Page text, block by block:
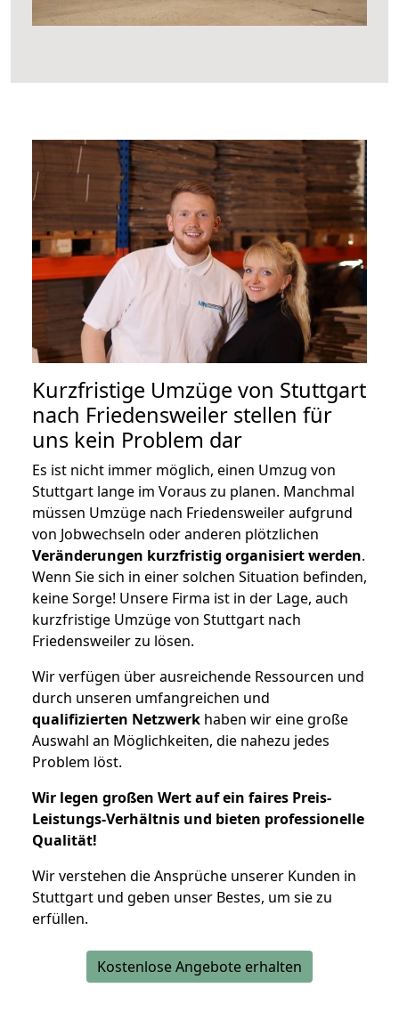
Kurzfristige Umzüge von Stuttgart
nach Friedensweiler stellen für
uns kein Problem dar
Es ist nicht immer möglich, einen Umzug von
Stuttgart lange im Voraus zu planen. Manchmal
müssen Umzüge nach Friedensweiler aufgrund
von Jobwechseln oder anderen plötzlichen
Veränderungen kurzfristig organisiert werden.
Wenn Sie sich in einer solchen Situation befinden,
keine Sorge! Unsere Firma ist in der Lage, auch
kurzfristige Umzüge von Stuttgart nach
Friedensweiler zu lösen.
Wir verfügen über ausreichende Ressourcen und
durch unseren umfangreichen und
qualifizierten Netzwerk haben wir eine große
Auswahl an Möglichkeiten, die nahezu jedes
Problem löst.
Wir legen großen Wert auf ein faires Preis-
Leistungs-Verhältnis und bieten professionelle
Qualität!
Wir verstehen die Ansprüche unserer Kunden in
Stuttgart und geben unser Bestes, um sie zu
erfüllen.
Kostenlose Angebote erhalten